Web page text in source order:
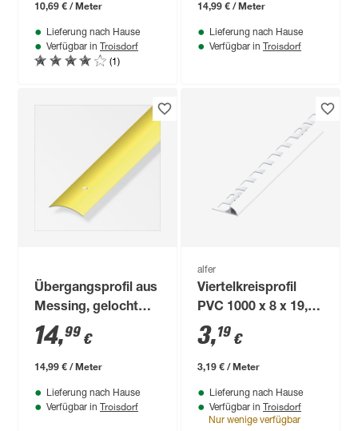
10,69 € / Meter
Lieferung nach Hause
Verfügbar in Troisdorf
(1)
14,99 € / Meter
Lieferung nach Hause
Verfügbar in Troisdorf
Übergangsprofil aus
Messing, gelocht
1000 x 37 x 4 mm
14,99 €
14,99 € / Meter
Lieferung nach Hause
Verfügbar in Troisdorf
alfer
Viertelkreisprofil
PVC 1000 x 8 x 19,5
mm
3,19 €
3,19 € / Meter
Lieferung nach Hause
Verfügbar in Troisdorf
Nur wenige verfügbar